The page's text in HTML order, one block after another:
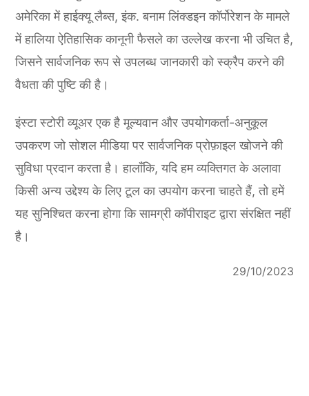
अमेरिका में हाईक्यू लैब्स, इंक. बनाम लिंक्डइन कॉर्पोरेशन के मामले
में हालिया ऐतिहासिक कानूनी फैसले का उल्लेख करना भी उचित है,
जिसने सार्वजनिक रूप से उपलब्ध जानकारी को स्क्रैप करने की
वैधता की पुष्टि की है।
इंस्टा स्टोरी व्यूअर एक है मूल्यवान और उपयोगकर्ता-अनुकूल
उपकरण जो सोशल मीडिया पर सार्वजनिक प्रोफ़ाइल खोजने की
सुविधा प्रदान करता है। हालाँकि, यदि हम व्यक्तिगत के अलावा
किसी अन्य उद्देश्य के लिए टूल का उपयोग करना चाहते हैं, तो हमें
यह सुनिश्चित करना होगा कि सामग्री कॉपीराइट द्वारा संरक्षित नहीं
है।
29/10/2023